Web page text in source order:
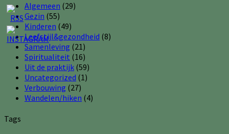
Algemeen (29)
Gezin (55)
Kinderen (49)
Leefstijl&gezondheid (8)
Samenleving (21)
Spiritualiteit (16)
Uit de praktijk (59)
Uncategorized (1)
Verbouwing (27)
Wandelen/hiken (4)
Tags